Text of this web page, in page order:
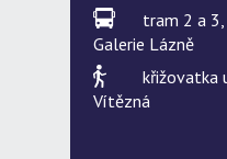
tram 2 a
Galerie Lázně
křižovatka
Vítězná